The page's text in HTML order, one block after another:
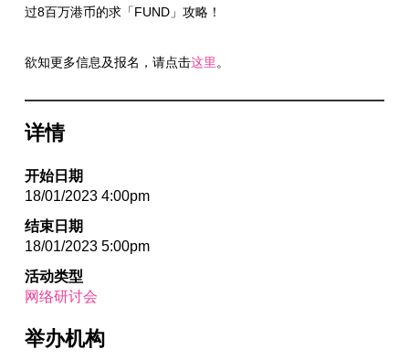
过8百万港币的求「FUND」攻略！
欲知更多信息及报名，请点击这里。
详情
开始日期
18/01/2023 4:00pm
结束日期
18/01/2023 5:00pm
活动类型
网络研讨会
举办机构